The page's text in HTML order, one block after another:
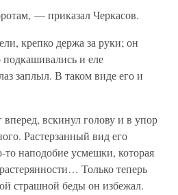
— приказал Черкасов.
крепко держа за руки; он
и еле
заплыл. В таком виде его и
вскинул голову и в упор
Растерзанный вид его
то наподобие усмешки, которая
Только теперь
страшной беды он избежал.